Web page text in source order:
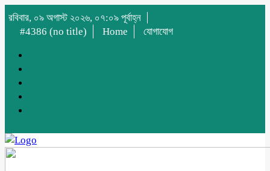
রবিবার, ০৯ অগাস্ট ২০২৬, ০৭:০৯ পূর্বাহ্ন
#4386 (no title)
Home যোগাযোগ